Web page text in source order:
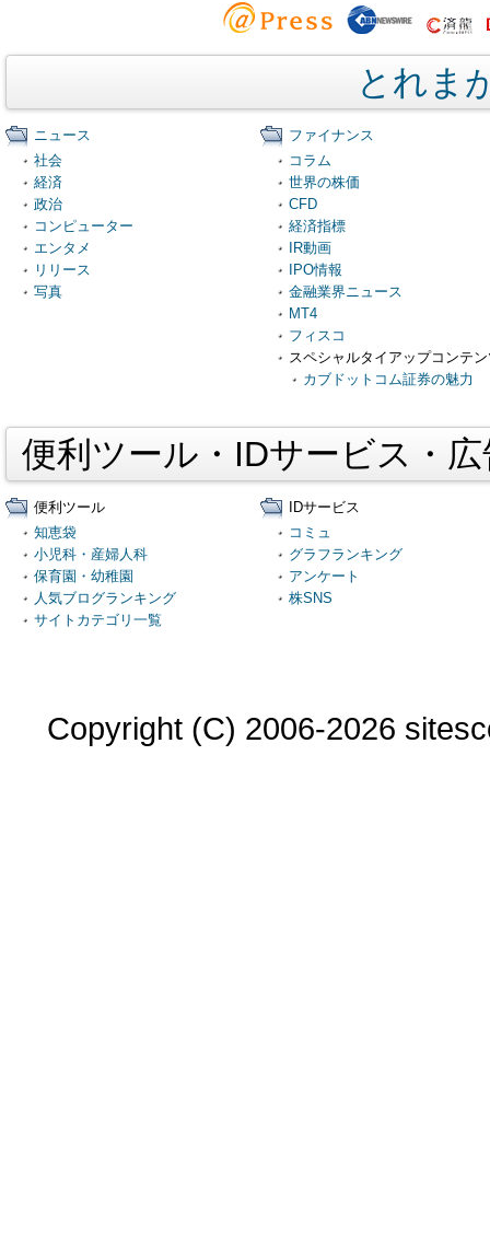
とれま
ニュース
社会
経済
政治
コンピューター
エンタメ
リリース
写真
ファイナンス
コラム
世界の株価
CFD
経済指標
IR動画
IPO情報
金融業界ニュース
MT4
フィスコ
スペシャルタイアップコンテ
カブドットコム証券の魅力
便利ツール・IDサービス・
便利ツール
知恵袋
小児科・産婦人科
保育園・幼稚園
人気ブログランキング
サイトカテゴリ一覧
IDサービス
コミュ
グラフランキング
アンケート
株SNS
Copyright (C) 2006-2026